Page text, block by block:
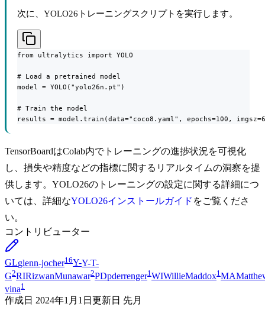
次に、YOLO26トレーニングスクリプトを実行します。
from ultralytics import YOLO
# Load a pretrained model
model = YOLO("yolo26n.pt")
# Train the model
results = model.train(data="coco8.yaml", epochs=100,
TensorBoardはColab内でトレーニングの進捗状況を可視化
し、損失や精度などの指標に関するリアルタイムの洞察を提
供します。YOLO26のトレーニングの設定に関する詳細につ
いては、詳細なYOLO26インストールガイド をご覧くださ
い。
コントリビューター
GLglenn-jocher16Y-Y-T-
G2RIRizwanMunawar2PDpderrenger1 WIWillieMaddox1 MA
vina1
作成日 2024年1月1日 更新日 先月